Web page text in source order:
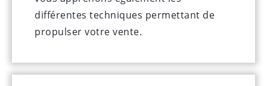
différentes techniques permettant de
propulser votre vente.